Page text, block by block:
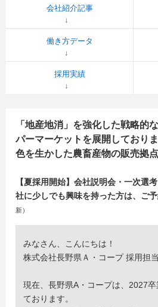
会社紹介記事
働き方データ
採用実績
「地産地消」を強化した戦略的
パーマーケットを展開しており
色を生かした農畜産物の販売拠
【夏採用開始】会社説明会・一次選
社に少しでも興味を持った方は、ご予
新）
みなさん、こんにちは！
株式会社長野県Ａ・コープ 採用担
現在、長野県A・コープは、2027
ております。